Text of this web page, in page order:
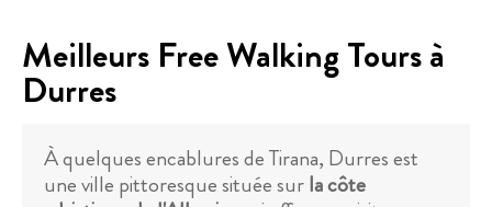
Meilleurs Free Walking Tours à
Durres
À quelques encablures de Tirana, Durres est
une ville pittoresque située surla côte